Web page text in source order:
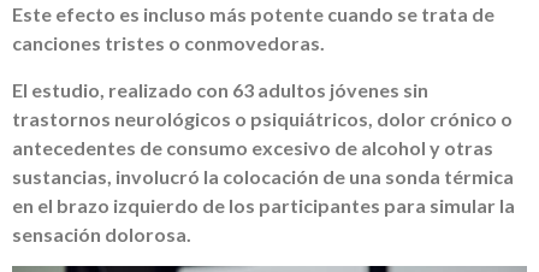
Este efecto es incluso más potente cuando se trata de
canciones tristes o conmovedoras.
El estudio, realizado con 63 adultos jóvenes sin
trastornos neurológicos o psiquiátricos, dolor crónico o
antecedentes de consumo excesivo de alcohol y otras
sustancias, involucró la colocación de una sonda térmica
en el brazo izquierdo de los participantes para simular la
sensación dolorosa.